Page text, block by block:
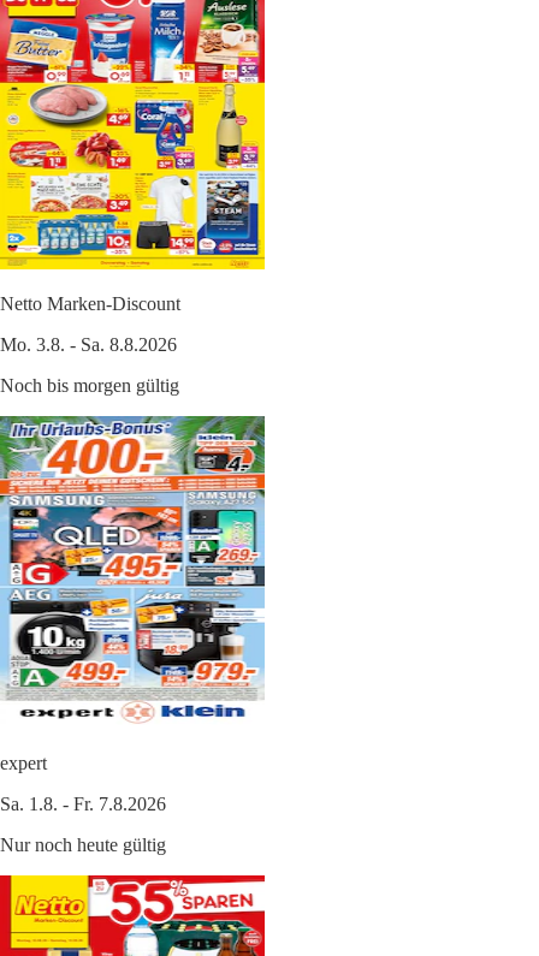
Netto Marken-Discount
Mo. 3.8. - Sa. 8.8.2026
Noch bis morgen gültig
expert
Sa. 1.8. - Fr. 7.8.2026
Nur noch heute gültig